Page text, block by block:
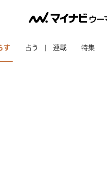
す 占う 連載 特集